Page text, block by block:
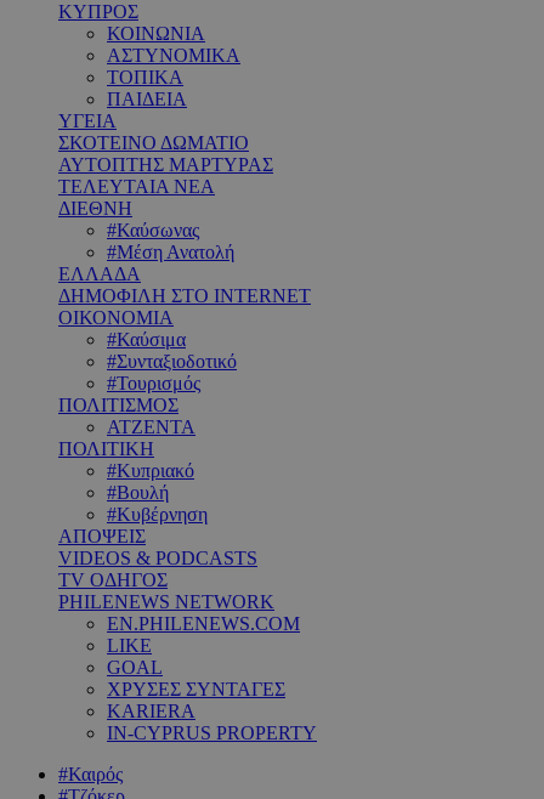
ΚΥΠΡΟΣ
ΚΟΙΝΩΝΙΑ
ΑΣΤΥΝΟΜΙΚΑ
ΤΟΠΙΚΑ
ΠΑΙΔΕΙΑ
ΥΓΕΙΑ
ΣΚΟΤΕΙΝΟ ΔΩΜΑΤΙΟ
ΑΥΤΟΠΤΗΣ ΜΑΡΤΥΡΑΣ
ΤΕΛΕΥΤΑΙΑ ΝΕΑ
ΔΙΕΘΝΗ
#Καύσωνας
#Μέση Ανατολή
ΕΛΛΑΔΑ
ΔΗΜΟΦΙΛΗ ΣΤΟ INTERNET
ΟΙΚΟΝΟΜΙΑ
#Καύσιμα
#Συνταξιοδοτικό
#Τουρισμός
ΠΟΛΙΤΙΣΜΟΣ
ΑΤΖΕΝΤΑ
ΠΟΛΙΤΙΚΗ
#Κυπριακό
#Βουλή
#Κυβέρνηση
ΑΠΟΨΕΙΣ
VIDEOS & PODCASTS
TV ΟΔΗΓΟΣ
PHILENEWS NETWORK
EN.PHILENEWS.COM
LIKE
GOAL
ΧΡΥΣΕΣ ΣΥΝΤΑΓΕΣ
KARIERA
IN-CYPRUS PROPERTY
#Καιρός